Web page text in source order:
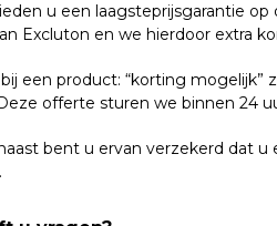
u een laagsteprijsgarantie
Excluton en we hierdoor extra
een product: “korting
offerte sturen we binnen 24
bent u ervan verzekerd dat